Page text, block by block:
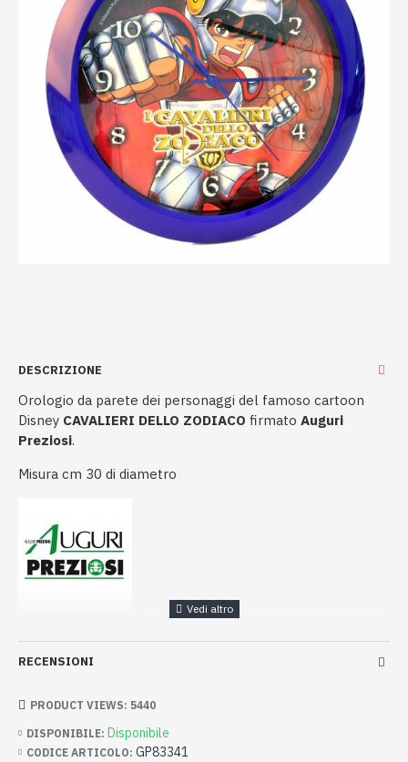
DESCRIZIONE
Orologio da parete dei personaggi del famoso cartoon
Disney CAVALIERI DELLO ZODIACO firmato Auguri
Preziosi.
Misura cm 30 di diametro
RECENSIONI
DISPONIBILE: Disponibile
CODICE ARTICOLO: GP83341
PRODUCT VIEWS: 5440